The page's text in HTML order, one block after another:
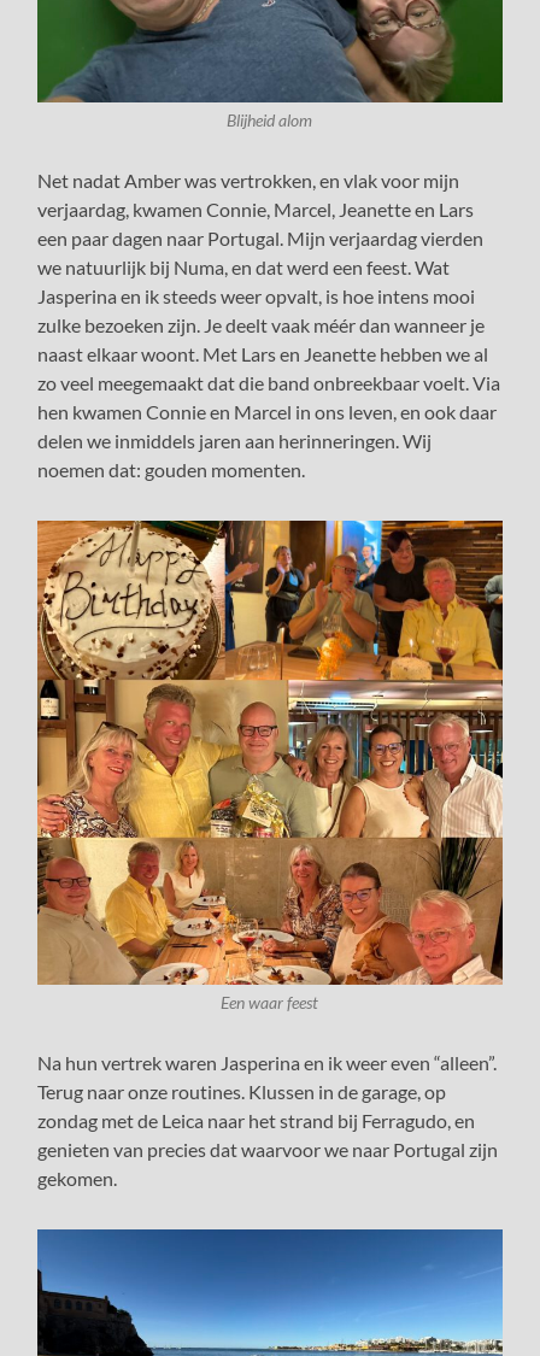
Blijheid alom
Net nadat Amber was vertrokken, en vlak voor mijn
verjaardag, kwamen Connie, Marcel, Jeanette en Lars
een paar dagen naar Portugal. Mijn verjaardag vierden
we natuurlijk bij Numa, en dat werd een feest. Wat
Jasperina en ik steeds weer opvalt, is hoe intens mooi
zulke bezoeken zijn. Je deelt vaak méér dan wanneer je
naast elkaar woont. Met Lars en Jeanette hebben we al
zo veel meegemaakt dat die band onbreekbaar voelt. Via
hen kwamen Connie en Marcel in ons leven, en ook daar
delen we inmiddels jaren aan herinneringen. Wij
noemen dat: gouden momenten.
Een waar feest
Na hun vertrek waren Jasperina en ik weer even “alleen”.
Terug naar onze routines. Klussen in de garage, op
zondag met de Leica naar het strand bij Ferragudo, en
genieten van precies dat waarvoor we naar Portugal zijn
gekomen.